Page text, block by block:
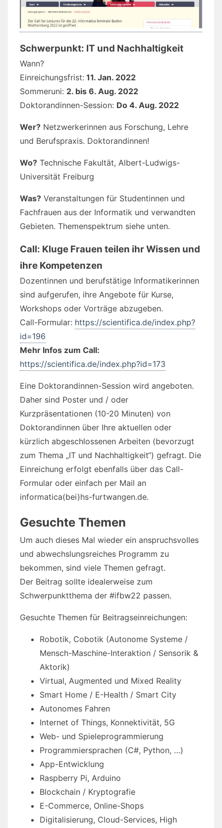
Schwerpunkt: IT und Nachhaltigkeit
Wann?
Einreichungsfrist: 11. Jan. 2022
Sommeruni: 2. bis 6. Aug. 2022
Doktorandinnen-Session: Do 4. Aug. 2022
Wer? Netzwerkerinnen aus Forschung, Lehre
und Berufspraxis. Doktorandinnen!
Wo? Technische Fakultät, Albert-Ludwigs-
Universität Freiburg
Was? Veranstaltungen für Studentinnen und
Fachfrauen aus der Informatik und verwandten
Gebieten. Themenspektrum siehe unten.
Call: Kluge Frauen teilen ihr Wissen und
ihre Kompetenzen
Dozentinnen und berufstätige Informatikerinnen
sind aufgerufen, ihre Angebote für Kurse,
Workshops oder Vorträge abzugeben.
Call-Formular: https://scientifica.de/index.php?
id=196
Mehr Infos zum Call:
https://scientifica.de/index.php?id=173
Eine Doktorandinnen-Session wird angeboten.
Daher sind Poster und / oder
Kurzpräsentationen (10-20 Minuten) von
Doktorandinnen über Ihre aktuellen oder
kürzlich abgeschlossenen Arbeiten (bevorzugt
zum Thema „IT und Nachhaltigkeit“) gefragt. Die
Einreichung erfolgt ebenfalls über das Call-
Formular oder einfach per Mail an
informatica(bei)hs-furtwangen.de.
Gesuchte Themen
Um auch dieses Mal wieder ein anspruchsvolles
und abwechslungsreiches Programm zu
bekommen, sind viele Themen gefragt.
Der Beitrag sollte idealerweise zum
Schwerpunktthema der #ifbw22 passen.
Gesuchte Themen für Beitragseinreichungen:
Robotik, Cobotik (Autonome Systeme /
Mensch-Maschine-Interaktion / Sensorik &
Aktorik)
Virtual, Augmented und Mixed Reality
Smart Home / E-Health / Smart City
Autonomes Fahren
Internet of Things, Konnektivität, 5G
Web- und Spieleprogrammierung
Programmiersprachen (C#, Python, …)
App-Entwicklung
Raspberry Pi, Arduino
Blockchain / Kryptografie
E-Commerce, Online-Shops
Digitalisierung, Cloud-Services, High